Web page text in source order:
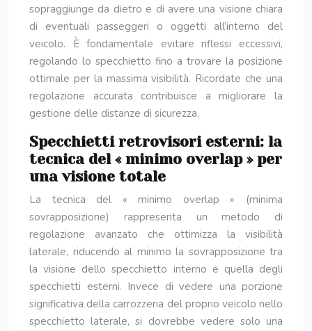
sopraggiunge da dietro e di avere una visione chiara
di eventuali passeggeri o oggetti all’interno del
veicolo. È fondamentale evitare riflessi eccessivi,
regolando lo specchietto fino a trovare la posizione
ottimale per la massima visibilità. Ricordate che una
regolazione accurata contribuisce a migliorare la
gestione delle distanze di sicurezza.
Specchietti retrovisori esterni: la
tecnica del « minimo overlap » per
una visione totale
La tecnica del « minimo overlap » (minima
sovrapposizione) rappresenta un metodo di
regolazione avanzato che ottimizza la visibilità
laterale, riducendo al minimo la sovrapposizione tra
la visione dello specchietto interno e quella degli
specchietti esterni. Invece di vedere una porzione
significativa della carrozzeria del proprio veicolo nello
specchietto laterale, si dovrebbe vedere solo una